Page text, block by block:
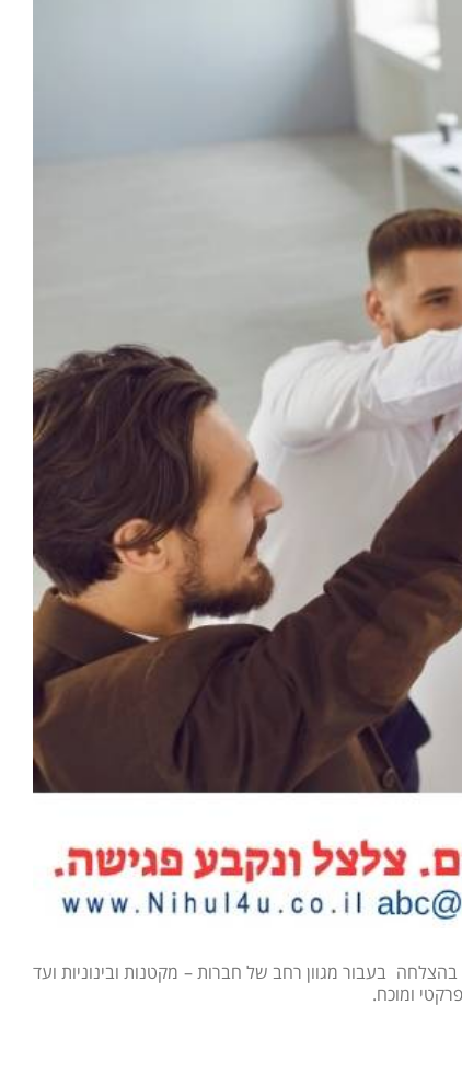
בעבור מגוון רחב של חברות – מקטנות ובינוניות ועד
ומוכח.